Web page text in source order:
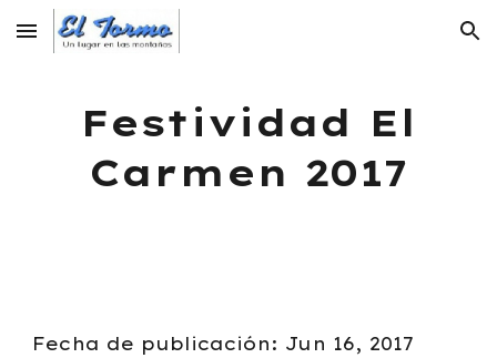
Skip to main content Skip to navigation
Festividad El
Carmen 2017
Fecha de publicación: Jun 16, 2017